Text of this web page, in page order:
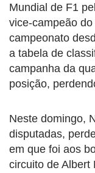
Mundial de F1
vice-campeão
campeonato
a tabela de
campanha da
posição,
Neste domingo,
disputadas,
em que foi aos
circuito de Albert